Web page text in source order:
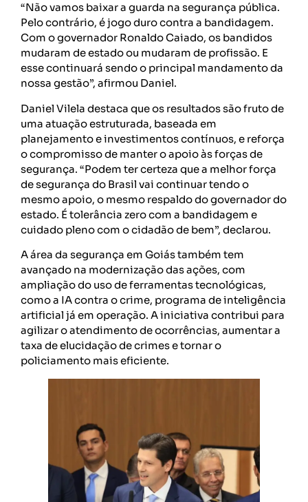
“Não vamos baixar a guarda na segurança pública.
Pelo contrário, é jogo duro contra a bandidagem.
Com o governador Ronaldo Caiado, os bandidos
mudaram de estado ou mudaram de profissão. E
esse continuará sendo o principal mandamento da
nossa gestão”, afirmou Daniel.
Daniel Vilela destaca que os resultados são fruto de
uma atuação estruturada, baseada em
planejamento e investimentos contínuos, e reforça
o compromisso de manter o apoio às forças de
segurança. “Podem ter certeza que a melhor força
de segurança do Brasil vai continuar tendo o
mesmo apoio, o mesmo respaldo do governador do
estado. É tolerância zero com a bandidagem e
cuidado pleno com o cidadão de bem”, declarou.
A área da segurança em Goiás também tem
avançado na modernização das ações, com
ampliação do uso de ferramentas tecnológicas,
como a IA contra o crime, programa de inteligência
artificial já em operação. A iniciativa contribui para
agilizar o atendimento de ocorrências, aumentar a
taxa de elucidação de crimes e tornar o
policiamento mais eficiente.